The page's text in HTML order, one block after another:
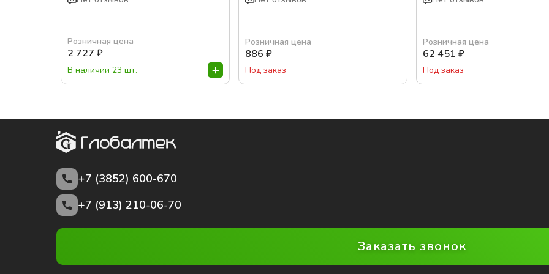
Розничная цена
2 727 ₽
В наличии 23 шт.
Розничная цена
886 ₽
Под заказ
Розничная цена
62 451 ₽
Под заказ
+7 (3852) 600-670
+7 (913) 210-06-70
Заказать звонок